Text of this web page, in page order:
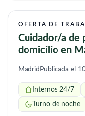
OFERTA DE
Cuidador/a de
domicilio en
Madrid Publicada el
Internos 24/7
Turno de noche